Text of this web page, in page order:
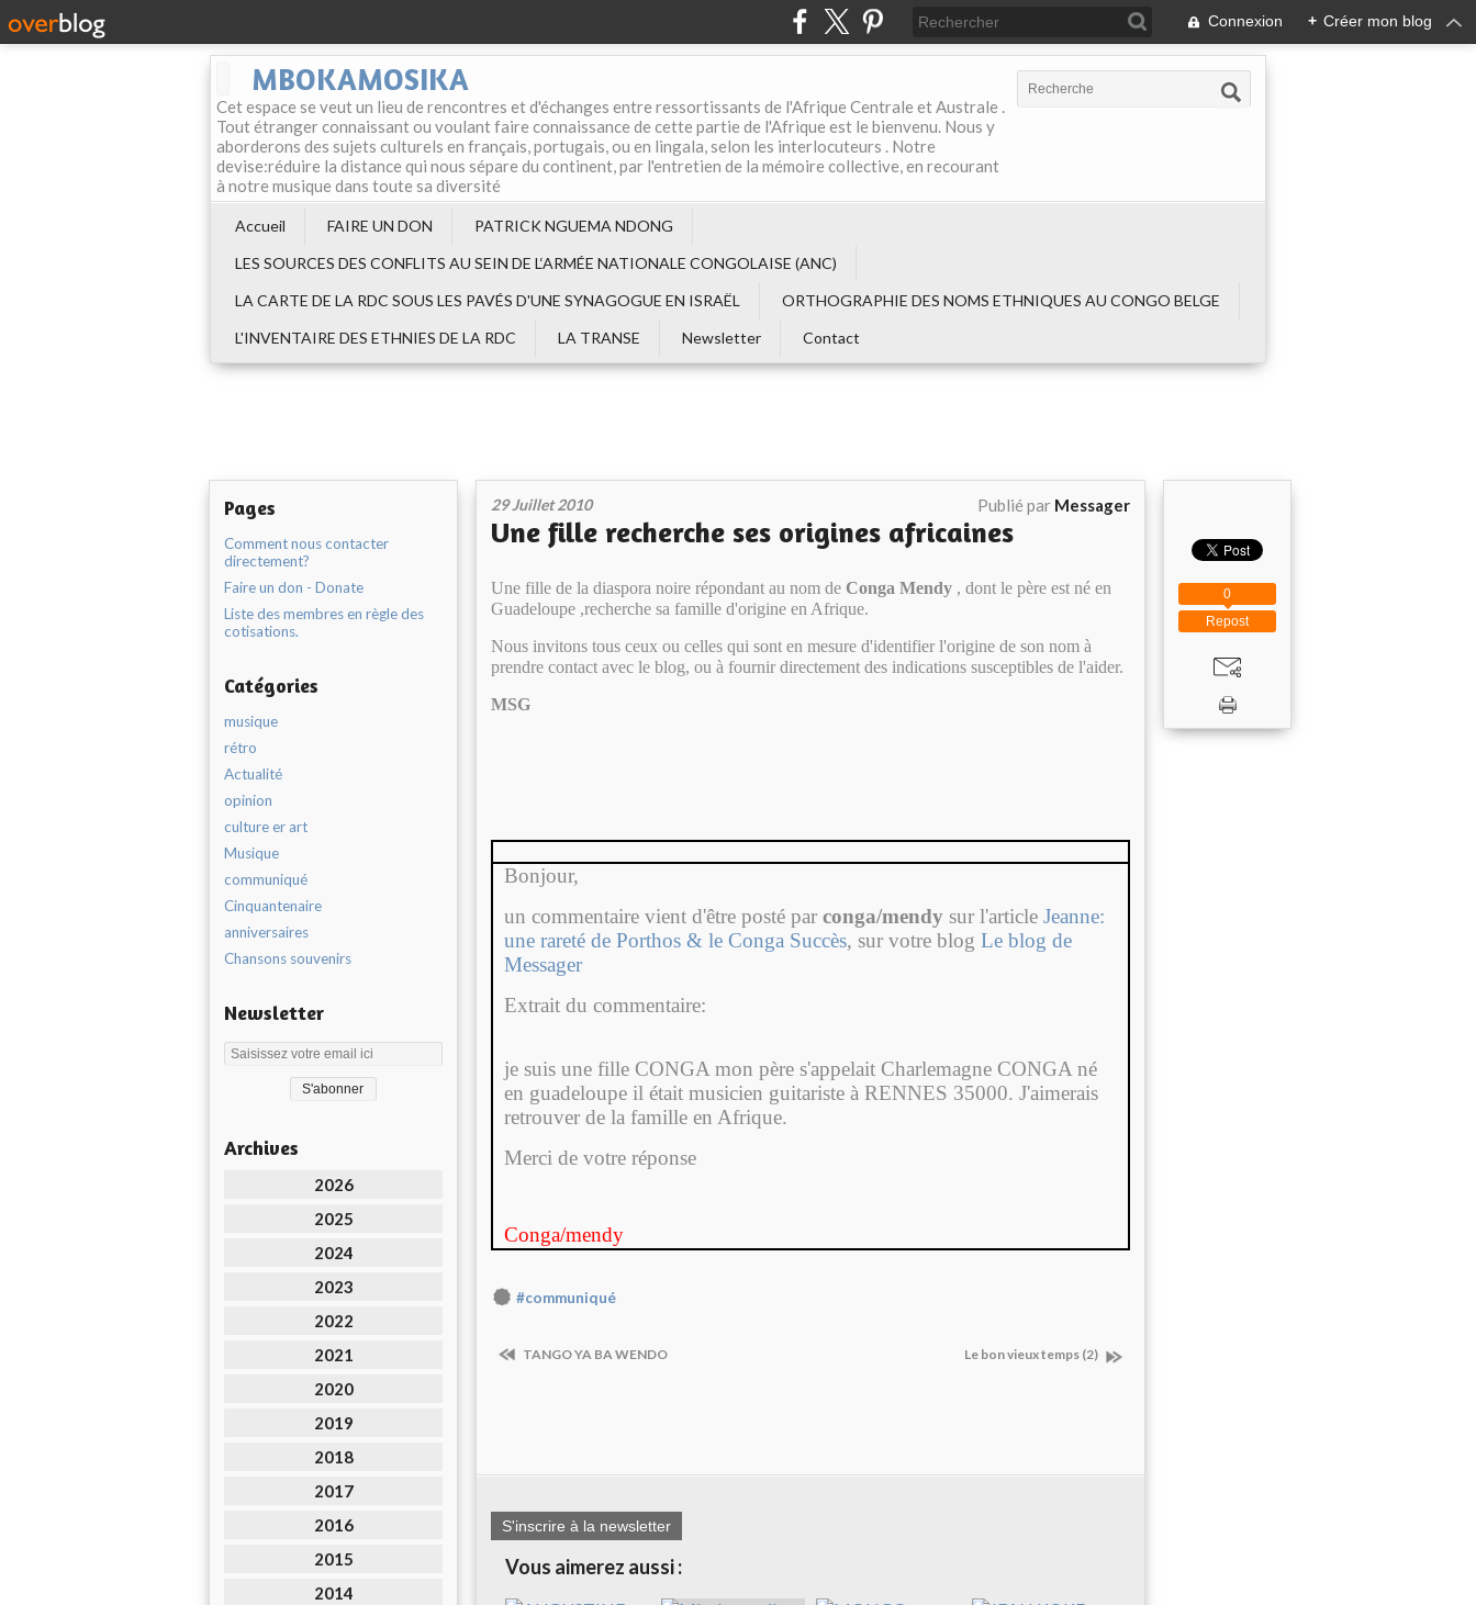
Connexion + Créer mon blog
MBOKAMOSIKA
Cet espace se veut un lieu de rencontres et d'échanges entre ressortissants de l'Afrique Centrale et Australe .
Tout étranger connaissant ou voulant faire connaissance de cette partie de l'Afrique est le bienvenu. Nous y
aborderons des sujets culturels en français, portugais, ou en lingala, selon les interlocuteurs . Notre
devise:réduire la distance qui nous sépare du continent, par l'entretien de la mémoire collective, en recourant
à notre musique dans toute sa diversité
Accueil FAIRE UN DON
PATRICK NGUEMA NDONG
LES SOURCES DES CONFLITS AU SEIN DE L‘ARMÉE NATIONALE CONGOLAISE (ANC)
LA CARTE DE LA RDC SOUS LES PAVÉS D'UNE SYNAGOGUE EN ISRAËL
ORTHOGRAPHIE DES NOMS ETHNIQUES AU CONGO BELGE
L'INVENTAIRE DES ETHNIES DE LA RDC
LA TRANSE Newsletter Contact
Pages
Comment nous contacter
directement?
Faire un don - Donate
Liste des membres en règle des
cotisations.
Catégories
musique
rétro
Actualité
opinion
culture er art
Musique
communiqué
Cinquantenaire
anniversaires
Chansons souvenirs
Newsletter
Archives
2026
2025
2024
2023
2022
2021
2020
2019
2018
2017
2016
2015
2014
29 Juillet 2010 Publié par Messager
Une fille recherche ses origines africaines
Une fille de la diaspora noire répondant au nom de Conga Mendy , dont le père est né en
Guadeloupe ,recherche sa famille d'origine en Afrique.
Nous invitons tous ceux ou celles qui sont en mesure d'identifier l'origine de son nom à
prendre contact avec le blog, ou à fournir directement des indications susceptibles de l'aider.
MSG
Bonjour,
un commentaire vient d'être posté parconga/mendy sur l'articleJeanne:
une rareté de Porthos & le Conga Succès, sur votre blogLe blog de
Messager
Extrait du commentaire:
je suis une fille CONGA mon père s'appelait Charlemagne CONGA né
en guadeloupe il était musicien guitariste à RENNES 35000. J'aimerais
retrouver de la famille en Afrique.
Merci de votre réponse
Conga/mendy
#communiqué
TANGO YA BA WENDO Le bon vieux temps (2)
S'inscrire à la newsletter
Vous aimerez aussi :
Repost
0